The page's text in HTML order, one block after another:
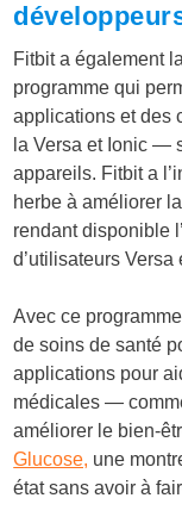
Fitbit a également
programme qui
applications et des
la Versa et Ionic —
appareils. Fitbit a
herbe à améliorer
rendant disponible
d’utilisateurs
Avec ce
de soins de santé
applications pour
médicales —
améliorer le bien-
Glucose, une
état sans avoir à